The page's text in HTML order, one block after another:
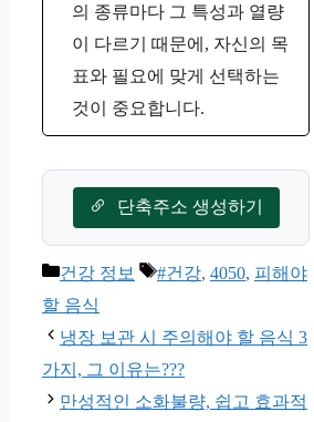
의 종류마다 그 특성과 열량
이 다르기 때문에, 자신의 목
표와 필요에 맞게 선택하는
것이 중요합니다.
단축주소 생성하기
카
테
고
리
건강 정보
태
#건강, 4050, 피해야
할 음식
냉장 보관 시 주의해야 할 음식 3
가지, 그 이유는???
만성적인 소화불량, 쉽고 효과적